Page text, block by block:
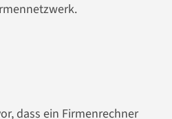
dass ein Firmenrechner